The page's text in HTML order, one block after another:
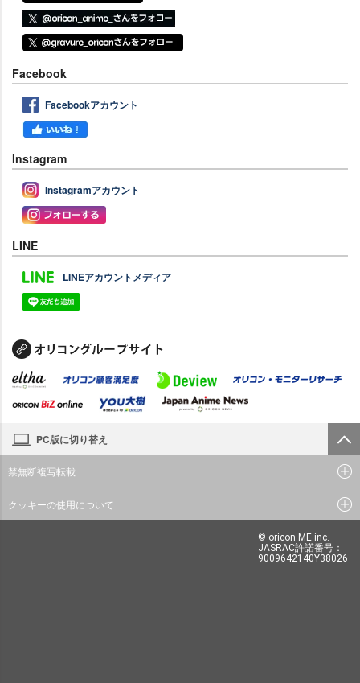
Facebook
Facebookアカウント
Instagram
Instagramアカウント
LINE
LINEアカウントメディア
PC版に切り替え
禁無断複写転載
クッキーの使用について
© oricon ME inc.
JASRAC許諾番号：
9009642140Y38026